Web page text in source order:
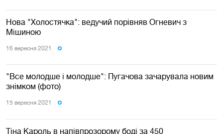
Нова "Холостячка": ведучий порівняв Огневич з
Мішиною
16 вересня 2021
"Все молодше і молодше": Пугачова зачарувала новим
знімком (фото)
15 вересня 2021
Тіна Кароль в напівпрозорому боді за 450